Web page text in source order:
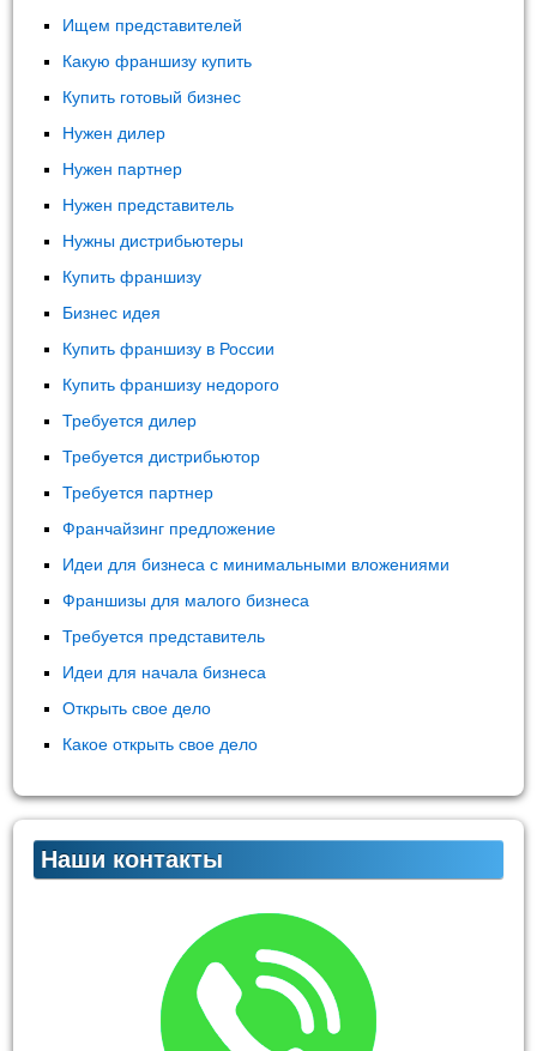
Ищем представителей
Какую франшизу купить
Купить готовый бизнес
Нужен дилер
Нужен партнер
Нужен представитель
Нужны дистрибьютеры
Купить франшизу
Бизнес идея
Купить франшизу в России
Купить франшизу недорого
Требуется дилер
Требуется дистрибьютор
Требуется партнер
Франчайзинг предложение
Идеи для бизнеса с минимальными вложениями
Франшизы для малого бизнеса
Требуется представитель
Идеи для начала бизнеса
Открыть свое дело
Какое открыть свое дело
Наши контакты